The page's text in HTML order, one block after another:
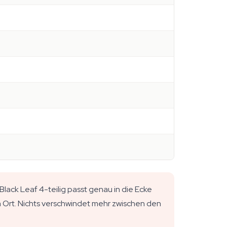
Leaf 4-teilig passt genau in die Ecke
Nichts verschwindet mehr zwischen den